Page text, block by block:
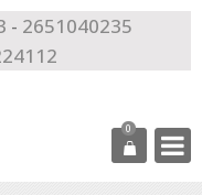
- 2651040235
0